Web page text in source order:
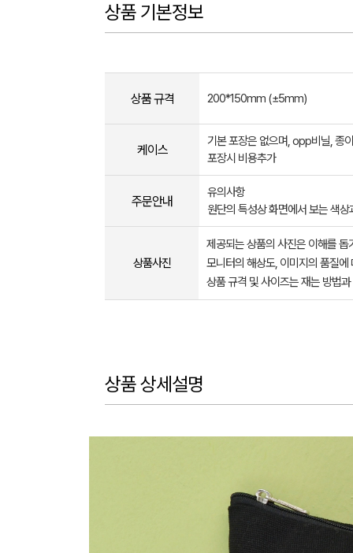
상품 기본정보
상품 규격 200*150mm (±5mm)
케이스
기본 포장은 없으며, opp비닐, 종
포장시 비용추가
주문안내
유의사항
원단의 특성상 화면에서 보는 색
상품사진
제공되는 상품의 사진은 이해를
모니터의 해상도, 이미지의 품질
상품 규격 및 사이즈는 재는 방법
상품 상세설명